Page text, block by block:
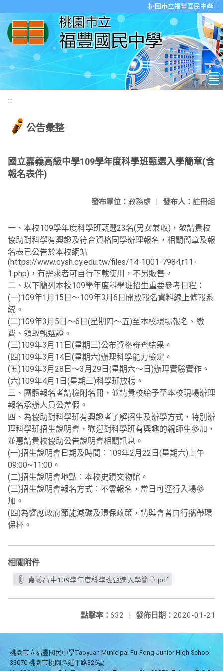
桃園市立福豐國民中學
:::
公告彙整
國立嘉義高級中學109學年度科學班甄選入學簡章(含
報名表件)
發布人： 註冊組
發布單位： 教務處 |
一、本校109學年度科學班甄選23名(男女兼收)，敬請貴校
協助對科學有興趣及符合資格同學辦理報名，相關簡章及報
名表已公告於本校網站
(https://www.cysh.cy.edu.tw/files/14-1001-7984,r11-
1.php)，有需求者可自行下載使用，不另販售。
二、以下簡列本校109學年度科學班招生重要參考日程：
(一)109年1月15日～109年3月6日開放報名資料線上條報系
統。
(二)109年3月5日～6日(星期四～五)至本校現場報名、繳
費、領取甄選證。
(三)109年3月11日(星期三)公布資格審查結果。
(四)109年3月14日(星期六)辦理科學能力檢定。
(五)109年3月28日～3月29日(星期六～日)辦理實驗實作。
(六)109年4月1日(星期三)科學班放榜。
三、團體報名者請檢附名冊，並請貴校給予至本校現場辦理
報名承辦人員公差假。
四、為協助對科學班有興趣者了解招生及辦學方式，特別辦
理科學班招生說明會，歡迎對科學班有興趣的親師生參加，
並惠請貴校協助公告說明會相關訊息。
(一)招生說明會日期及時間：109年2月22日(星期六)上午
09:00~11:00。
(二)招生說明會地點：本校史蹟文物館。
(三)招生說明會報名方式：不需報名，當日可逕行入場參
加。
(四)為響應政府節能減碳及環保政策，請與會者自行攜帶環
保杯。
相關附件
嘉義高中109學年度科學班甄選入學簡章.pdf
發佈日期： 2020-01-21
點擊率： 632 |
桃園市立福豐國民中學Taoyuan Municipal Fu-Fong Junior High School
33070 桃園市桃園區延平路326號